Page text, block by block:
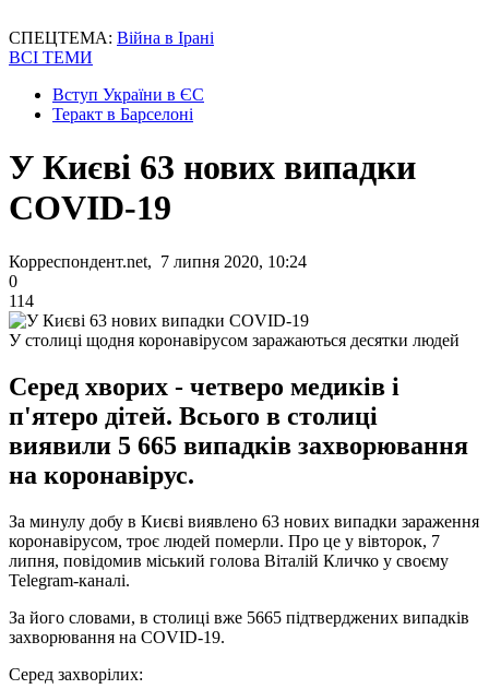
СПЕЦТЕМА: Війна в Ірані
ВСІ ТЕМИ
Вступ України в ЄС
Теракт в Барселоні
У Києві 63 нових випадки
COVID-19
Корреспондент.net, 7 липня 2020, 10:24
0
114
У столиці щодня коронавірусом заражаються десятки людей
Серед хворих - четверо медиків і
п'ятеро дітей. Всього в столиці
виявили 5 665 випадків захворювання
на коронавірус.
За минулу добу в Києві виявлено 63 нових випадки зараження
коронавірусом, троє людей померли. Про це у вівторок, 7
липня, повідомив міський голова Віталій Кличко у своєму
Telegram-каналі.
За його словами, в столиці вже 5665 підтверджених випадків
захворювання на COVID-19.
Серед захворілих: